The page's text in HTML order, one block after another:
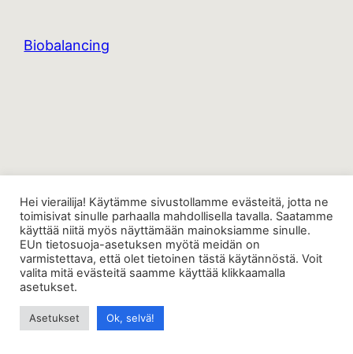
Biobalancing
Hei vierailija! Käytämme sivustollamme evästeitä, jotta ne
toimisivat sinulle parhaalla mahdollisella tavalla. Saatamme
käyttää niitä myös näyttämään mainoksiamme sinulle.
EUn tietosuoja-asetuksen myötä meidän on
varmistettava, että olet tietoinen tästä käytännöstä. Voit
valita mitä evästeitä saamme käyttää klikkaamalla
asetukset.
Asetukset Ok, selvä!